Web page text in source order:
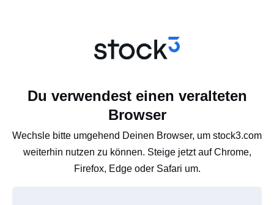
Du verwendest einen veralteten
Browser
Wechsle bitte umgehend Deinen Browser, um stock3.com
weiterhin nutzen zu können. Steige jetzt auf Chrome,
Firefox, Edge oder Safari um.